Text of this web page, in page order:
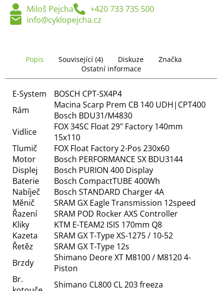
Miloš Pejcha
+420 733 735 500
info@cyklopejcha.cz
Popis Související (4) Diskuze
Značka
Ostatní informace
E-System
BOSCH CPT-SX4P4
Rám
Macina Scarp Prem CB 140 UDH|CPT400
Bosch BDU31/M4830
Vidlice
FOX 34SC Float 29" Factory 140mm
15x110
Tlumič
FOX Float Factory 2-Pos 230x60
Motor
Bosch PERFORMANCE SX BDU3144
Displej
Bosch PURION 400 Display
Baterie
Bosch CompactTUBE 400Wh
Nabíječ
Bosch STANDARD Charger 4A
Měnič
SRAM GX Eagle Transmission 12speed
Řazení
SRAM POD Rocker AXS Controller
Kliky
KTM E-TEAM2 ISIS 170mm Q8
Kazeta
SRAM GX T-Type XS-1275 / 10-52
Řetěz
SRAM GX T-Type 12s
Brzdy
Shimano Deore XT M8100 / M8120 4-
Piston
Br.
Shimano CL800 CL 203 freeza
č
u